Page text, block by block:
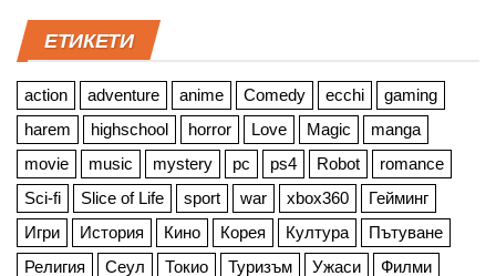
ЕТИКЕТИ
action adventure anime Comedy ecchi
gaming
harem
highschool horror Love Magic
manga
movie
music mystery pc ps4 Robot
romance
Sci-fi
Slice of Life sport war xbox360
Гейминг
Игри
История Кино Корея Култура
Пътуване
Религия
Сеул Токио Туризъм Ужаси Филми